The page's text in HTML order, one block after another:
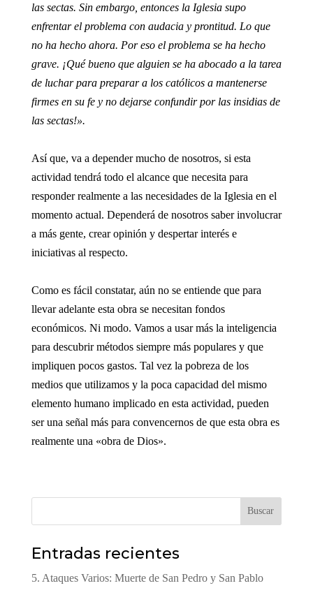
las sectas. Sin embargo, entonces la Iglesia supo
enfrentar el problema con audacia y prontitud. Lo que
no ha hecho ahora. Por eso el problema se ha hecho
grave. ¡Qué bueno que alguien se ha abocado a la tarea
de luchar para preparar a los católicos a mantenerse
firmes en su fe y no dejarse confundir por las insidias de
las sectas!».
Así que, va a depender mucho de nosotros, si esta
actividad tendrá todo el alcance que necesita para
responder realmente a las necesidades de la Iglesia en el
momento actual. Dependerá de nosotros saber involucrar
a más gente, crear opinión y despertar interés e
iniciativas al respecto.
Como es fácil constatar, aún no se entiende que para
llevar adelante esta obra se necesitan fondos
económicos. Ni modo. Vamos a usar más la inteligencia
para descubrir métodos siempre más populares y que
impliquen pocos gastos. Tal vez la pobreza de los
medios que utilizamos y la poca capacidad del mismo
elemento humano implicado en esta actividad, pueden
ser una señal más para convencernos de que esta obra es
realmente una «obra de Dios».
Buscar
Entradas recientes
5. Ataques Varios: Muerte de San Pedro y San Pablo